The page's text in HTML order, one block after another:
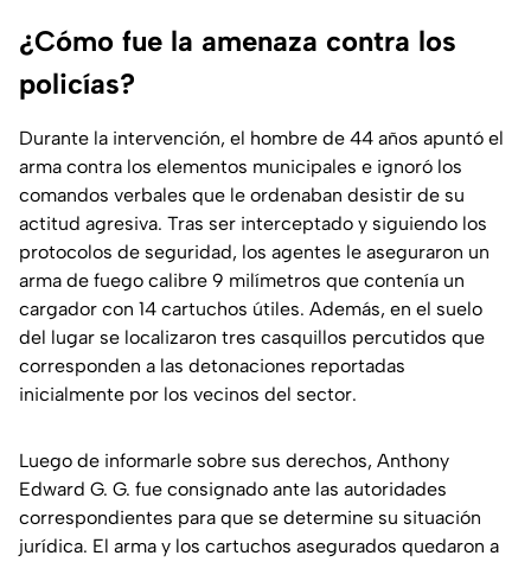
¿Cómo fue la amenaza contra los
policías?
Durante la intervención, el hombre de 44 años apuntó el
arma contra los elementos municipales e ignoró los
comandos verbales que le ordenaban desistir de su
actitud agresiva. Tras ser interceptado y siguiendo los
protocolos de seguridad, los agentes le aseguraron un
arma de fuego calibre 9 milímetros que contenía un
cargador con 14 cartuchos útiles. Además, en el suelo
del lugar se localizaron tres casquillos percutidos que
corresponden a las detonaciones reportadas
inicialmente por los vecinos del sector.
Luego de informarle sobre sus derechos, Anthony
Edward G. G. fue consignado ante las autoridades
correspondientes para que se determine su situación
jurídica. El arma y los cartuchos asegurados quedaron a